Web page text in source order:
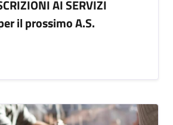
AI SERVIZI
il prossimo A.S.